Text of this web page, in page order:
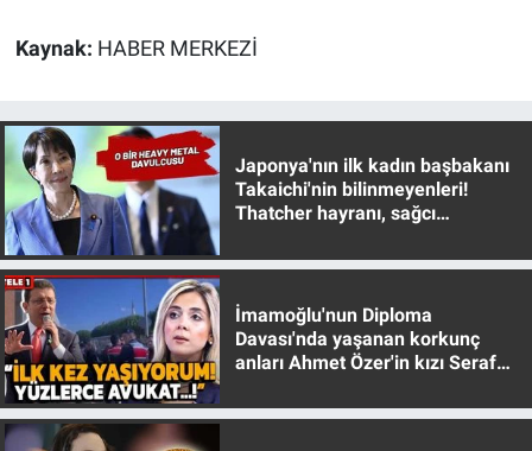
Kaynak: HABER MERKEZİ
Japonya'nın ilk kadın başbakanı
Takaichi'nin bilinmeyenleri!
Thatcher hayranı, sağcı
İmamoğlu'nun Diploma
Davası'nda yaşanan korkunç
anları Ahmet Özer'in kızı Seraf